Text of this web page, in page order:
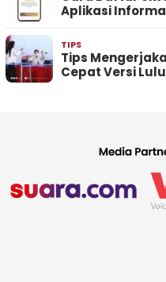
Aplikasi
TIPS
Tips
Cepat Versi